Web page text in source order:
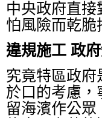
中央政府直
怕風險而乾
違規施工 政
究竟特區政
於口的考慮
留海濱作公